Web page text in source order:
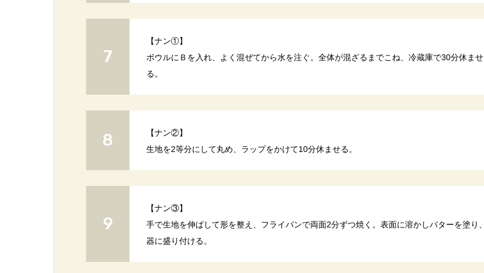
【ナン①】
ボウルにＢを入れ、よく混ぜてから水を注ぐ。全体が混ざるまでこね、冷蔵庫で30分休ませ
る。
【ナン②】
生地を2等分にして丸め、ラップをかけて10分休ませる。
【ナン③】
手で生地を伸ばして形を整え、フライパンで両面2分ずつ焼く。表面に溶かしバターを塗り、
器に盛り付ける。